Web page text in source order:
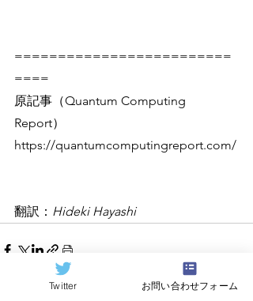
=========================
====
原記事（Quantum Computing
Report）
https://quantumcomputingreport.com/
翻訳： Hideki Hayashi
Twitter お問い合わせフォーム